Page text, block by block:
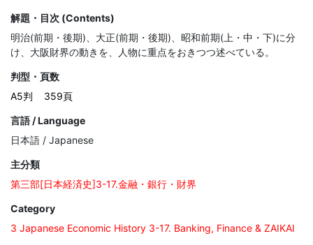
解題・目次 (Contents)
明治(前期・後期)、大正(前期・後期)、昭和前期(上・中・下)に分
け、大阪財界の動きを、人物に重点をおきつつ述べている。
判型・頁数
A5判
359頁
言語 / Language
日本語 / Japanese
主分類
第三部[日本経済史]3-17.金融・銀行・財界
Category
3 Japanese Economic History 3-17. Banking, Finance & ZAIKAI